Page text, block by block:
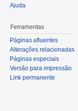
Ajuda
Ferramentas
Páginas afluentes
Alterações relacionadas
Páginas especiais
Versão para impressão
Link permanente